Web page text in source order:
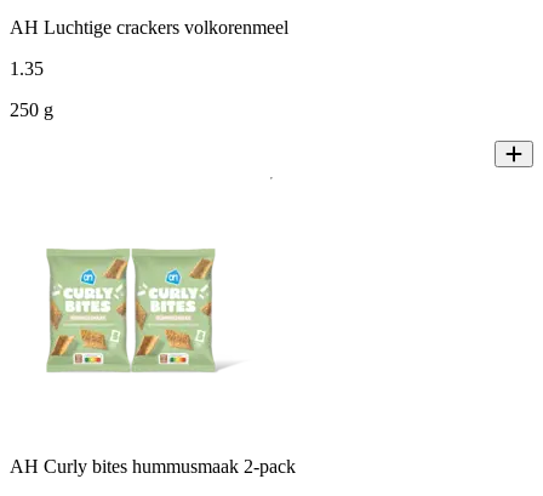
AH Luchtige crackers volkorenmeel
1.35
250 g
AH Curly bites hummusmaak 2-pack